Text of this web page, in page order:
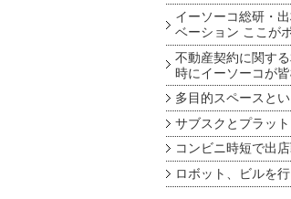
イーソーコ総研・
ベーション ここが
不動産契約に関す
時にイーソーコが皆
多目的スペースと
サブスクとプラッ
コンビニ時短で出
ロボット、ビルを行